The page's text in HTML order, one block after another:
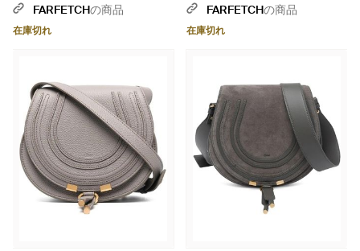
ッグ S - グレー
FARFETCHの商品
在庫切れ
レーFARFETCHの商品
在庫切れ